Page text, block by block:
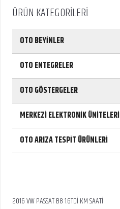
t
r
ÜRÜN KATEGORİLERİ
OTO BEYİNLER
OTO ENTEGRELER
OTO GÖSTERGELER
MERKEZİ ELEKTRONİK ÜNİTELERİ
OTO ARIZA TESPİT ÜRÜNLERİ
2016 VW PASSAT B8 1.6TDİ KM SAATİ